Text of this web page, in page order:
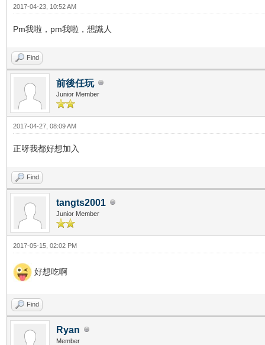
2017-04-23, 10:52 AM
Pm我啦，pm我啦，想識人
Find
前後任玩
Junior Member
2017-04-27, 08:09 AM
正呀我都好想加入
Find
tangts2001
Junior Member
2017-05-15, 02:02 PM
好想吃啊
Find
Ryan
Member